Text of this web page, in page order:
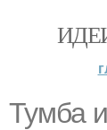
Тумба